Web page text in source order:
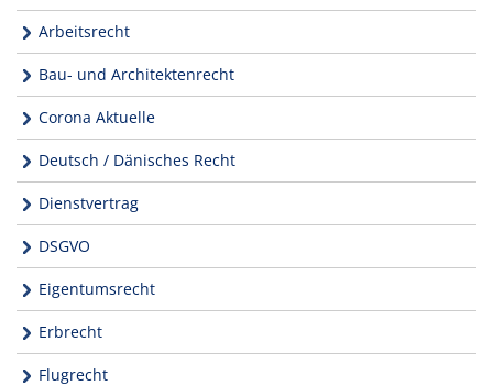
Arbeitsrecht
Bau- und Architektenrecht
Corona Aktuelle
Deutsch / Dänisches Recht
Dienstvertrag
DSGVO
Eigentumsrecht
Erbrecht
Flugrecht